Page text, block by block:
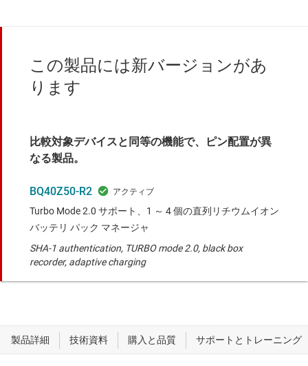
この製品には新バージョンがあ
ります
比較対象デバイスと同等の機能で、ピン配置が異
なる製品。
BQ40Z50-R2
Turbo Mode 2.0 サポート、1 ～ 4 個の直列リチウムイオン
バッテリ パック マネージャ
SHA-1 authentication, TURBO mode 2.0, black box
recorder, adaptive charging